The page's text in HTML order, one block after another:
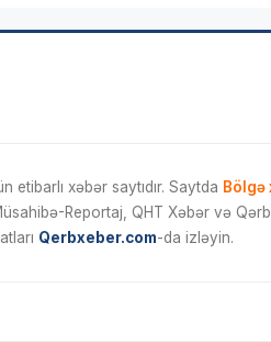
xəbər saytıdır. Saytda Bölgə
Reportaj, QHT Xəbər və
Qerbxeber.com-da izləyin.